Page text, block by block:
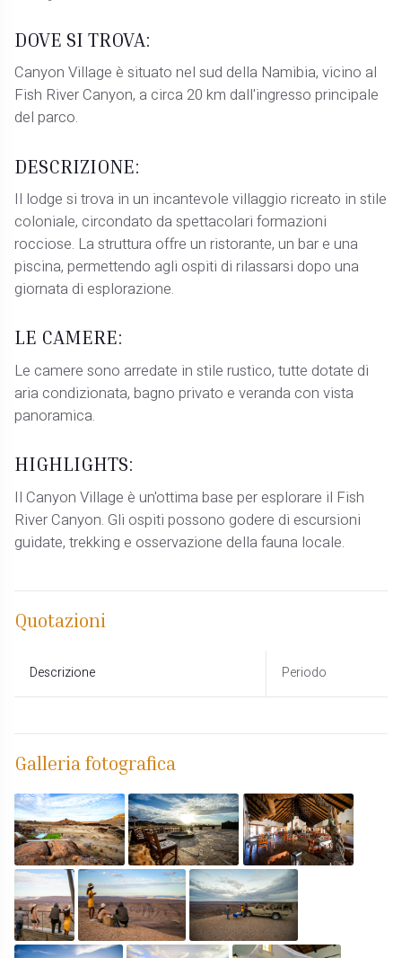
DOVE SI TROVA:
Canyon Village è situato nel sud della Namibia, vicino al
Fish River Canyon, a circa 20 km dall'ingresso principale
del parco.
DESCRIZIONE:
Il lodge si trova in un incantevole villaggio ricreato in stile
coloniale, circondato da spettacolari formazioni
rocciose. La struttura offre un ristorante, un bar e una
piscina, permettendo agli ospiti di rilassarsi dopo una
giornata di esplorazione.
LE CAMERE:
Le camere sono arredate in stile rustico, tutte dotate di
aria condizionata, bagno privato e veranda con vista
panoramica.
HIGHLIGHTS:
Il Canyon Village è un'ottima base per esplorare il Fish
River Canyon. Gli ospiti possono godere di escursioni
guidate, trekking e osservazione della fauna locale.
Quotazioni
Descrizione Periodo
Galleria fotografica